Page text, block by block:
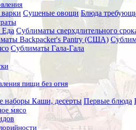
Сушеные овощи Блюда
Еда Сублиматы сверхдлительного
Backpacker's Pantry (США)
Сублиматы Гала-Гала
пищи без огня
наборы Каши, десерты Первые блюда
мясо
Rhino Rescue
бандаж RHINO Rescue 4" (с велкро-
бандаж